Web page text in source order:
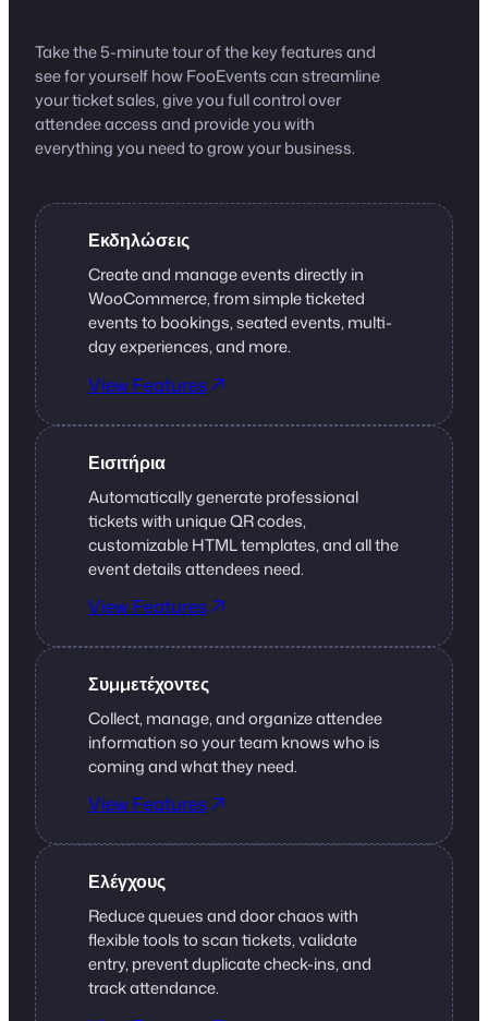
Take the 5-minute tour of the key features and
see for yourself how FooEvents can streamline
your ticket sales, give you full control over
attendee access and provide you with
everything you need to grow your business.
Εκδηλώσεις
Create and manage events directly in
WooCommerce, from simple ticketed
events to bookings, seated events, multi-
day experiences, and more.
View Features
Εισιτήρια
Automatically generate professional
tickets with unique QR codes,
customizable HTML templates, and all the
event details attendees need.
View Features
Συμμετέχοντες
Collect, manage, and organize attendee
information so your team knows who is
coming and what they need.
View Features
Ελέγχους
Reduce queues and door chaos with
flexible tools to scan tickets, validate
entry, prevent duplicate check-ins, and
track attendance.